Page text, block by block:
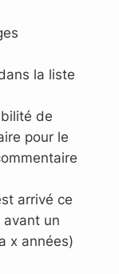
la liste
de
pour le
arrivé ce
avant un
x années)